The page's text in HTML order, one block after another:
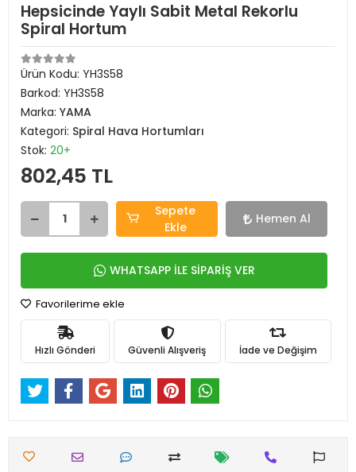
Hepsicinde Yaylı Sabit Metal Rekorlu
Spiral Hortum
Ürün Kodu: YH3S58
Barkod: YH3S58
Marka: YAMA
Kategori: Spiral Hava Hortumları
Stok: 20+
802,45 TL
Sepete
Ekle
Hemen Al
WHATSAPP İLE SİPARİŞ VER
Favorilerime ekle
Hızlı Gönderi Güvenli Alışveriş İade ve Değişim